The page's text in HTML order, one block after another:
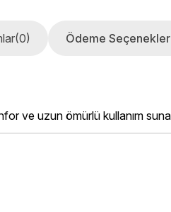
(0) Ödeme
ve uzun ömürlü kullanım